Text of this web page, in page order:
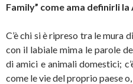
Family” come ama definirli
C’è chi si è ripreso tra le mura
con il labiale mima le parole
di amici e animali domestici;
come le vie del proprio paese